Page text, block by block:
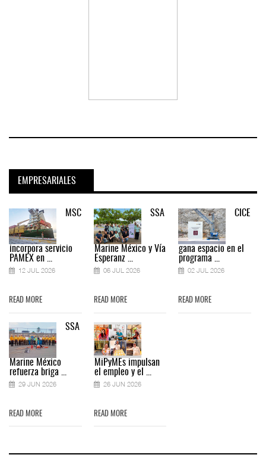
EMPRESARIALES
MSC
incorpora servicio
PAMEX en ...
12 JUL 2026
READ MORE
SSA
Marine México
refuerza briga ...
29 JUN 2026
READ MORE
SSA
Marine México y Vía
Esperanz ...
06 JUL 2026
READ MORE
MiPyMEs impulsan
el empleo y el ...
26 JUN 2026
READ MORE
CICE
gana espacio en el
programa ...
02 JUL 2026
READ MORE